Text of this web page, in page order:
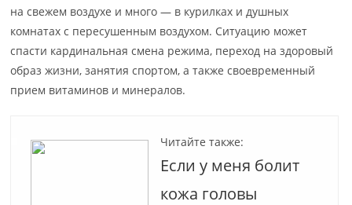
на свежем воздухе и много — в курилках и душных
комнатах с пересушенным воздухом. Ситуацию может
спасти кардинальная смена режима, переход на здоровый
образ жизни, занятия спортом, а также своевременный
прием витаминов и минералов.
Читайте также:
Если у меня болит
кожа головы